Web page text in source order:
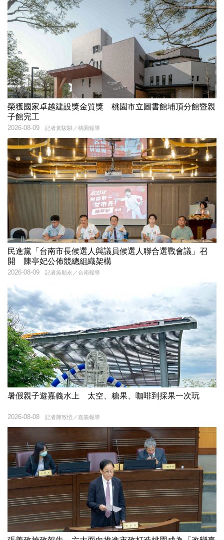
榮獲國家卓越建設獎金質獎 桃園市立圖書館埔頂分館暨親
子館完工
記者黃駿騏／桃園報導
2026-08-09
民進黨「台南市長候選人與議員候選人聯合選戰會議」召
開 陳亭妃公佈競總組織架構
記者吳順永／台南報導
2026-08-09
暑假親子遊嘉義水上 太空、糖果、咖啡到採果一次玩
記者陳致愷／嘉義報導
2026-08-08